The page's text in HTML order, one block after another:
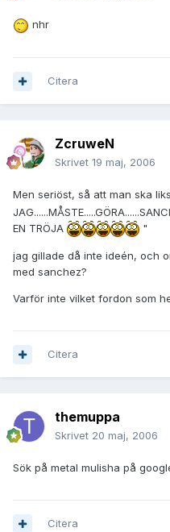
nhr
Citera
ZcruweN
Skrivet 19 maj, 2006
Men seriöst, så att man ska
EN TRÖJA
"
jag gillade då inte ideén, och
med sanchez?
Varför inte vilket fordon som
Citera
themuppa
Skrivet 20 maj, 2006
Sök på metal mulisha på
Citera